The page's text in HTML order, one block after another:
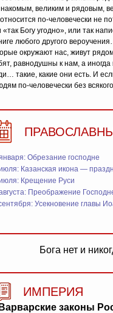
великим и рядовым,
по-человечески не
«так Богу угодно», или так
любого другого
окружают нас, живут
равнодушны к нам, а
такие, какие они есть. И
по-человечески без
Обрезание господне
Казанская икона —
Крещение Руси
Преображение
Усекновение главы
Бога нет и
ИМПЕРИЯ
законы